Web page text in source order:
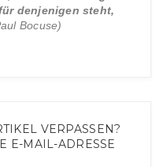
denjenigen steht,
Bocuse)
VERPASSEN?
E-MAIL-ADRESSE